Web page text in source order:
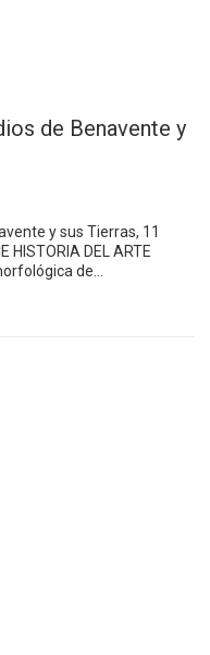
de Benavente y
y sus Tierras, 11
HISTORIA DEL ARTE
de…